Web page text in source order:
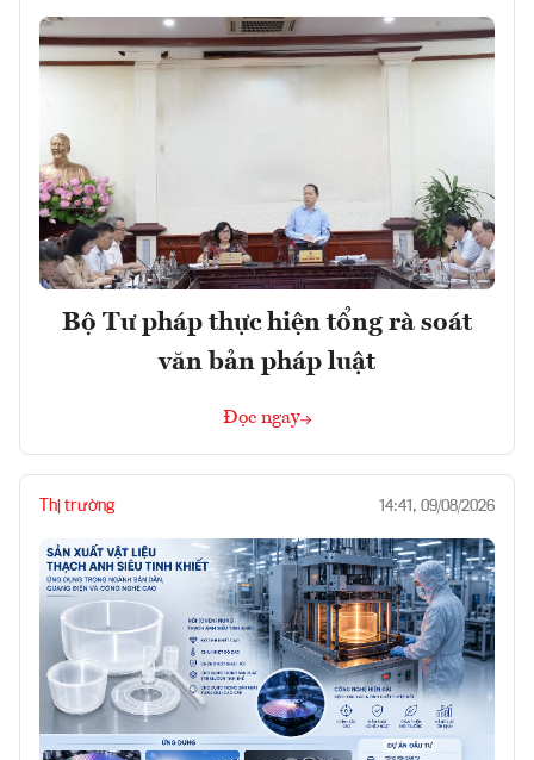
Bộ Tư pháp thực hiện tổng rà soát
văn bản pháp luật
Đọc ngay
Thị trường 14:41, 09/08/2026